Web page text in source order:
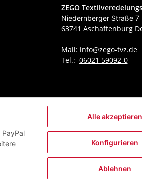
Alle akzeptieren
Konfigurieren
Ablehnen
PayPal
ZEGO
Niedernberger Straße 7
63741 Aschaffenburg
Mail: info@zego-tvz.de
Tel.: 06021 59092-0